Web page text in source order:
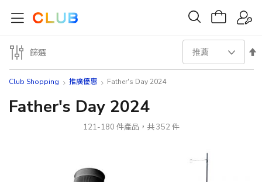
Club Shopping 推廣優惠 Father's Day 2024
Father's Day 2024
121-180 件產品，共352件
設
篩選